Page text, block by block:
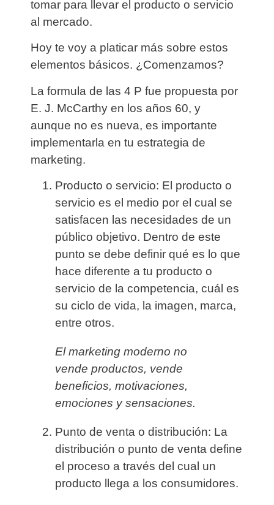
tomar para llevar el producto o servicio
al mercado.
Hoy te voy a platicar más sobre estos
elementos básicos. ¿Comenzamos?
La formula de las 4 P fue propuesta por
E. J. McCarthy en los años 60, y
aunque no es nueva, es importante
implementarla en tu estrategia de
marketing.
Producto o servicio: El producto o
servicio es el medio por el cual se
satisfacen las necesidades de un
público objetivo. Dentro de este
punto se debe definir qué es lo que
hace diferente a tu producto o
servicio de la competencia, cuál es
su ciclo de vida, la imagen, marca,
entre otros.
Elmarketing moderno no
vende productos, vende
beneficios, motivaciones,
emociones y sensaciones.
Punto de venta o distribución: La
distribución o punto de venta define
el proceso a través del cual un
producto llega a los consumidores.